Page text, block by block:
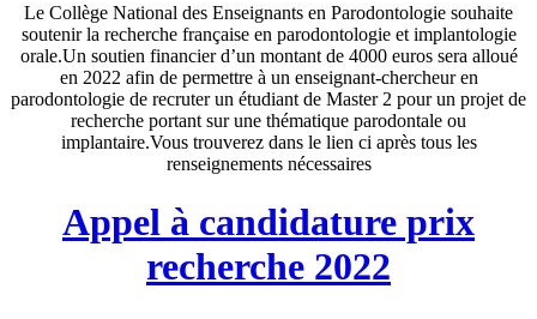
Le Collège National des Enseignants en Parodontologie souhaite
soutenir la recherche française en parodontologie et implantologie
orale.Un soutien financier d’un montant de 4000 euros sera alloué
en 2022 afin de permettre à un enseignant-chercheur en
parodontologie de recruter un étudiant de Master 2 pour un projet de
recherche portant sur une thématique parodontale ou
implantaire.Vous trouverez dans le lien ci après tous les
renseignements nécessaires
Appel à candidature prix
recherche 2022